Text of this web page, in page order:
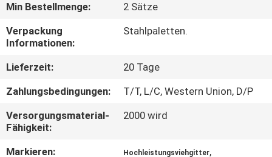
TRETEN
SIE
MIT
UNS
VERBINDUNG
Min Bestellmenge:
2 Sätze
Verpackung
Informationen:
Stahlpaletten.
Lieferzeit:
20 Tage
Zahlungsbedingungen:
T/T, L/C, Western Union, D/P
Versorgungsmaterial-
Fähigkeit:
2000 wird
Markieren: Hochleistungsviehgitter,